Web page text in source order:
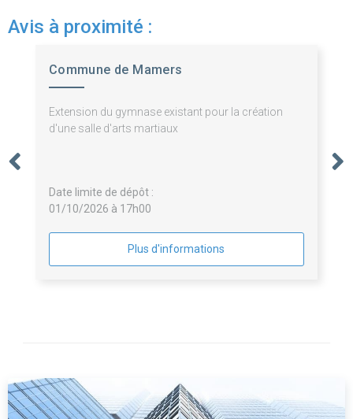
Avis à proximité :
Commune de Mamers
Extension du gymnase existant pour la création
d'une salle d'arts martiaux
Date limite de dépôt :
01/10/2026 à 17h00
Plus d'informations